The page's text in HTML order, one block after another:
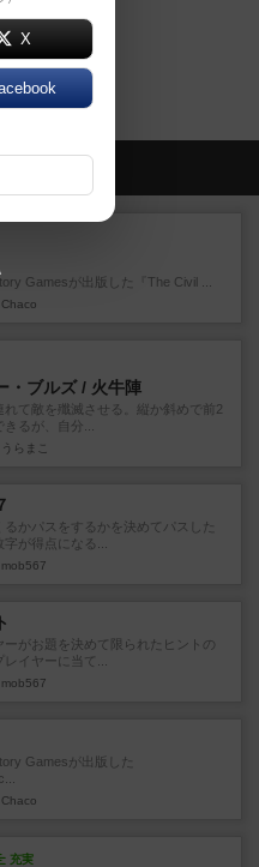
会員登録
プに戻る
い投稿
Gamesが出版した『The Civil ...
・ブルズ / 火牛陣
れて敵を殲滅させる。縦か斜めで前2
るが、自分...
らまこ
るかパスをするかを決めてパスした
が得点になる...
ーがお題を決めて限られたヒントの
イヤーに当て...
Gamesが出版した
充実
X